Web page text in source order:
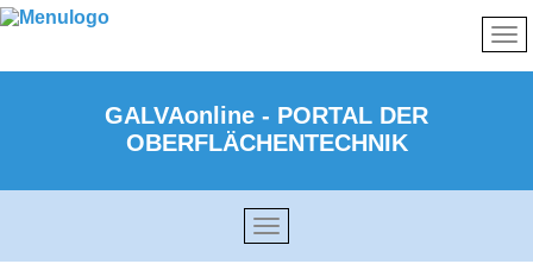
GALVAonline - PORTAL DER
OBERFLÄCHENTECHNIK